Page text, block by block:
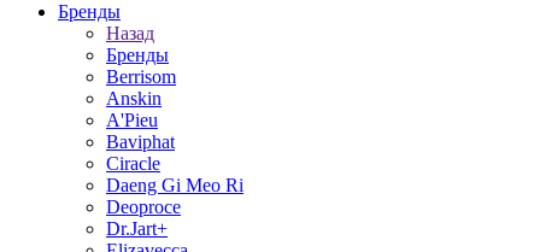
Бренды
Назад
Бренды
Berrisom
Anskin
A'Pieu
Baviphat
Ciracle
Daeng Gi Meo Ri
Deoproce
Dr.Jart+